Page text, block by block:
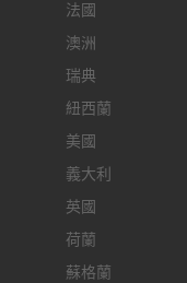
法國
澳洲
瑞典
紐西蘭
美國
義大利
英國
荷蘭
蘇格蘭